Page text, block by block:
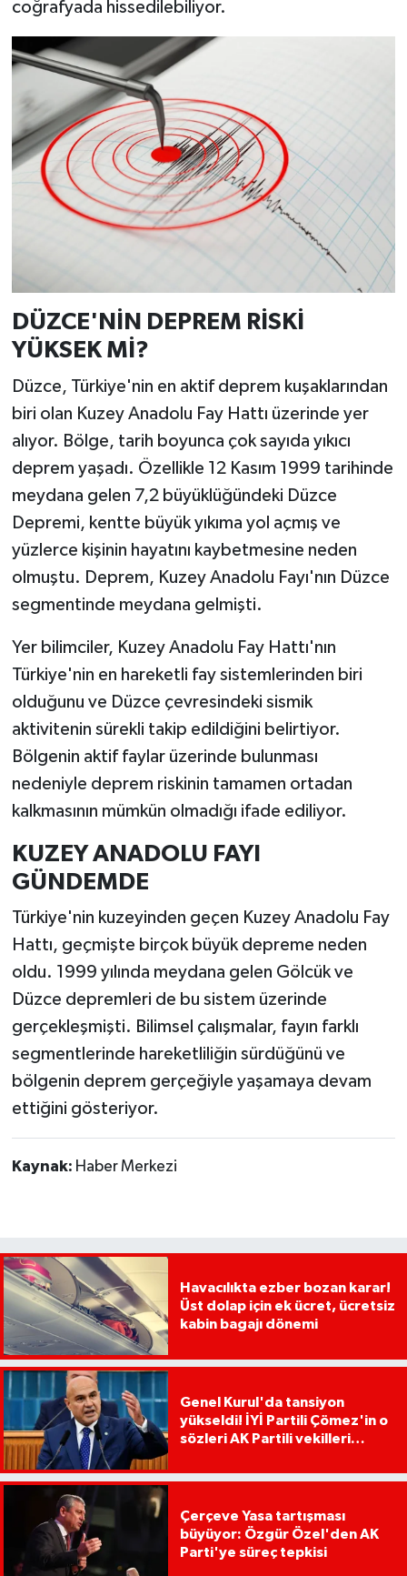
coğrafyada hissedilebiliyor.
DÜZCE'NİN DEPREM RİSKİ
YÜKSEK Mİ?
Düzce, Türkiye'nin en aktif deprem kuşaklarından
biri olan Kuzey Anadolu Fay Hattı üzerinde yer
alıyor. Bölge, tarih boyunca çok sayıda yıkıcı
deprem yaşadı. Özellikle 12 Kasım 1999 tarihinde
meydana gelen 7,2 büyüklüğündeki Düzce
Depremi, kentte büyük yıkıma yol açmış ve
yüzlerce kişinin hayatını kaybetmesine neden
olmuştu. Deprem, Kuzey Anadolu Fayı'nın Düzce
segmentinde meydana gelmişti.
Yer bilimciler, Kuzey Anadolu Fay Hattı'nın
Türkiye'nin en hareketli fay sistemlerinden biri
olduğunu ve Düzce çevresindeki sismik
aktivitenin sürekli takip edildiğini belirtiyor.
Bölgenin aktif faylar üzerinde bulunması
nedeniyle deprem riskinin tamamen ortadan
kalkmasının mümkün olmadığı ifade ediliyor.
KUZEY ANADOLU FAYI
GÜNDEMDE
Türkiye'nin kuzeyinden geçen Kuzey Anadolu Fay
Hattı, geçmişte birçok büyük depreme neden
oldu. 1999 yılında meydana gelen Gölcük ve
Düzce depremleri de bu sistem üzerinde
gerçekleşmişti. Bilimsel çalışmalar, fayın farklı
segmentlerinde hareketliliğin sürdüğünü ve
bölgenin deprem gerçeğiyle yaşamaya devam
ettiğini gösteriyor.
Kaynak: Haber Merkezi
Havacılıkta ezber bozan karar!
Üst dolap için ek ücret, ücretsiz
kabin bagajı dönemi
Genel Kurul'da tansiyon
yükseldi! İYİ Partili Çömez'in o
sözleri AK Partili vekilleri
Çerçeve Yasa tartışması
büyüyor: Özgür Özel'den AK
Parti'ye süreç tepkisi